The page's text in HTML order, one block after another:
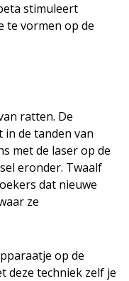
stimuleert
te vormen op de
ratten. De
de tanden van
met de laser op de
eronder. Twaalf
dat nieuwe
ze
op de
deze techniek zelf je